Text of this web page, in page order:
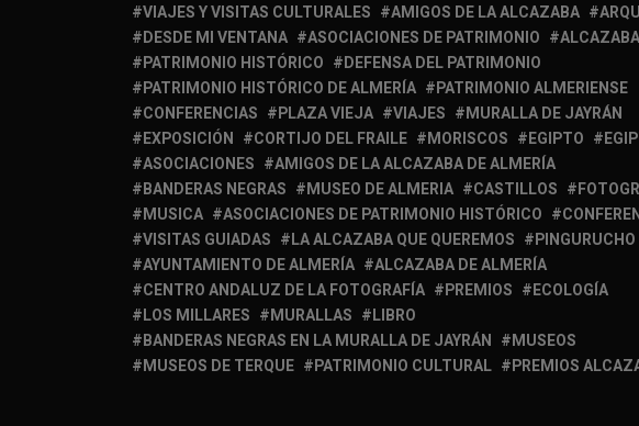
VIAJES Y VISITAS CULTURALES
AMIGOS DE LA ALCAZABA
DESDE MI VENTANA
ASOCIACIONES DE PATRIMONIO
ALCAZABA
PATRIMONIO HISTÓRICO
DEFENSA DEL PATRIMONIO
PATRIMONIO HISTÓRICO DE ALMERÍA
PATRIMONIO ALMERIENSE
CONFERENCIAS
PLAZA VIEJA VIAJES
MURALLA DE JAYRÁN
EXPOSICIÓN
CORTIJO DEL FRAILE MORISCOS EGIPTO
ASOCIACIONES
AMIGOS DE LA ALCAZABA DE ALMERÍA
BANDERAS NEGRAS
MUSEO DE ALMERIA CASTILLOS
MUSICA
ASOCIACIONES DE PATRIMONIO HISTÓRICO
VISITAS GUIADAS
LA ALCAZABA QUE QUEREMOS PINGURUCHO
AYUNTAMIENTO DE ALMERÍA
ALCAZABA DE ALMERÍA
CENTRO ANDALUZ DE LA FOTOGRAFÍA
PREMIOS
ECOLOGÍA
LOS MILLARES
MURALLAS
LIBRO
BANDERAS NEGRAS EN LA MURALLA DE JAYRÁN
MUSEOS
MUSEOS DE TERQUE
PATRIMONIO CULTURAL PREMIOS